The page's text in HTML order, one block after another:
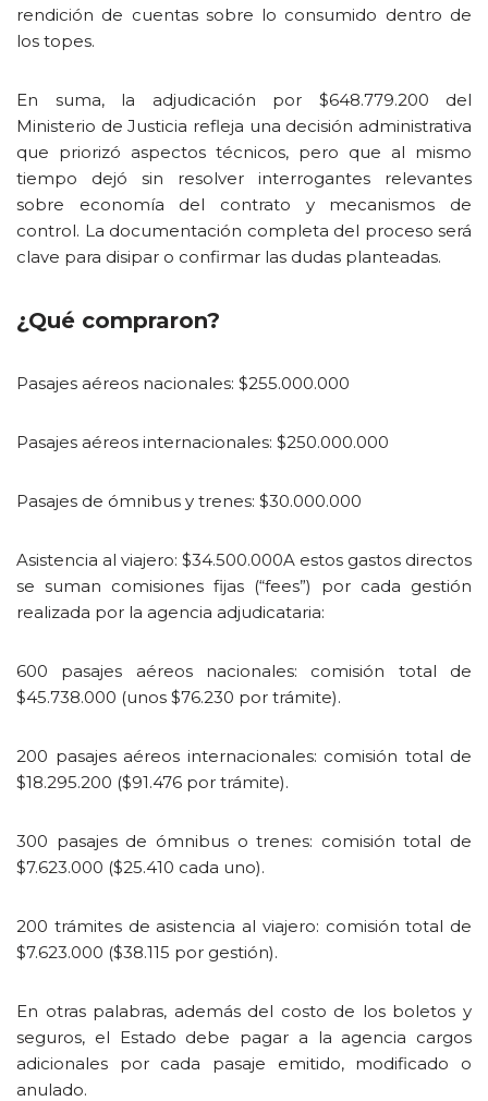
rendición de cuentas sobre lo consumido dentro de
los topes.
En suma, la adjudicación por $648.779.200 del
Ministerio de Justicia refleja una decisión administrativa
que priorizó aspectos técnicos, pero que al mismo
tiempo dejó sin resolver interrogantes relevantes
sobre economía del contrato y mecanismos de
control. La documentación completa del proceso será
clave para disipar o confirmar las dudas planteadas.
¿Qué compraron?
Pasajes aéreos nacionales: $255.000.000
Pasajes aéreos internacionales: $250.000.000
Pasajes de ómnibus y trenes: $30.000.000
Asistencia al viajero: $34.500.000A estos gastos directos
se suman comisiones fijas (“fees”) por cada gestión
realizada por la agencia adjudicataria:
600 pasajes aéreos nacionales: comisión total de
$45.738.000 (unos $76.230 por trámite).
200 pasajes aéreos internacionales: comisión total de
$18.295.200 ($91.476 por trámite).
300 pasajes de ómnibus o trenes: comisión total de
$7.623.000 ($25.410 cada uno).
200 trámites de asistencia al viajero: comisión total de
$7.623.000 ($38.115 por gestión).
En otras palabras, además del costo de los boletos y
seguros, el Estado debe pagar a la agencia cargos
adicionales por cada pasaje emitido, modificado o
anulado.